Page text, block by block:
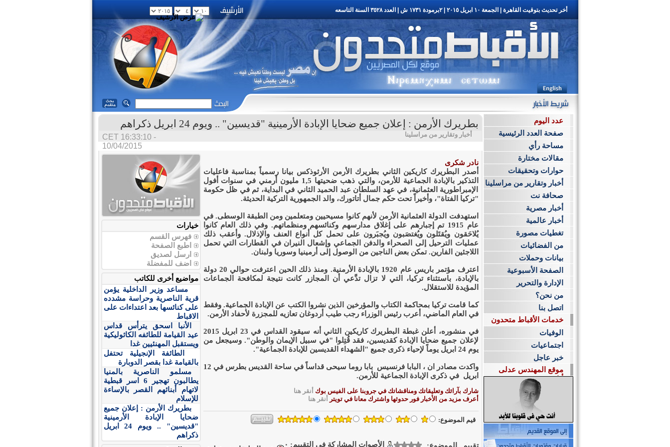
أخر تحديث بتوقيت القاهرة | الجمعة ١٠ ابريل ٢٠١٥ | ٢برمودة ١٧٣١ ش | العدد ٣٥٢٨ السنة التاسعه
بطريرك الأرمن : إعلان جميع ضحايا الإبادة الأرمينية "قديسين" .. ويوم 24 ابريل ذكراهم
CET 16:33:10 -
10/04/2015
أخبار وتقارير من مراسلينا
نادر شكرى
أصدر البطريرك كاريكين الثاني بطريرك الأرمن الأرثوذكس بيانا رسمياً بمناسبة فاعليات
التذكير بالإبادة الجماعية للأرمن، والتي ذهب ضحيتها 1,5 مليون أرمني في سنوات أفول
الإمبراطورية العثمانية، في عهد السلطان عبد الحميد الثاني في البداية، ثم في ظل حكومة
"تركيا الفتاة"، وأخيراً تحت حكم جمال أتاتورك، والد الجمهورية التركية الحديثة.
استهدفت الدولة العثمانية الأرمن لأنهم كانوا مسيحيين ومتعلمين ومن الطبقة الوسطى. في
عام 1915 تم إجبارهم على إغلاق مدارسهم وكنائسهم ومنظماتهم. وفي ذلك العام كانوا
يُلاحَقون ويُقتَلون ويُغتصَبون ويُجبَرون على تحمل كل أنواع العنف والإذلال. وأعقب ذلك
عمليات الترحيل إلى الصحراء والدفن الجماعي وإشعال النيران في القطارات التي تحمل
اللاجئين الفارين. تمكن بعض الناجين من الوصول إلى أرمينيا وسوريا ولبنان.
اعترف مؤتمر باريس عام 1920 بالإبادة الأرمنية. ومنذ ذلك الحين اعترفت حوالي 20 دولة
بالإبادة، باستثناء تركيا، التي لا تزال تدَّعي أن المجازر كانت نتيجة لمكافحة الجماعات
المؤيدة للاستقلال.
كما قامت تركيا بمحاكمة الكتاب والمؤرخين الذين نشروا الكتب عن الإبادة الجماعية. وفقط
في العام الماضي، أعرب رئيس الوزراء رجب طيب أردوغان تعازيه للمجزرة لأحفاد الأرمن.
في منشوره، أعلن غبطة البطريرك كاريكين الثاني أنه سيقود القداس في 23 ابريل 2015
لإعلان جميع ضحايا الإبادة كقديسين، فقد قُتِلوا "في سبيل الإيمان والوطن". وسيجعل من
يوم 24 ابريل يوماً لإحياء ذكرى جميع "الشهداء القديسين للإبادة الجماعية".
واكدت مصادر ان ، البابا فرنسيس بابا روما سيحى قداساً في ساحة القديس بطرس في 12
ابريل في ذكرى الإبادة الجماعية للأرمن.
شارك بآرائك وتعليقاتك ومناقشاتك في جروبنا على الفيس بوك أنقر هنا
أعرف مزيد من الأخبار فور حدوثها واشترك معانا في تويتر
أنقر هنا
قيم الموضوع:
الأصوات المشاركة فى التقييم: ٠
خيارات
فهرس القسم
اطبع الصفحة
ارسل لصديق
ضف للمفضلة
مواضيع أخرى للكاتب
مساعد وزير الداخلية يؤمن
قرية الناصرية وحراسة مشدده
على كنائسها بعد اعتداءات على
الاقباط
الأنبا اسحق يترأس قداس
عيد القيامة للطائفه الكاثوليكية
ويستقبل المهنئيين غدا
الطائفة الإنجيلية تحتفل
بالقيامة غدا بقصر الدوبارة
مسلمو الناصرية بالمنيا
يطالبون تهجير 6 اسر قبطية
لاتهام أبنائهم القصر بالإساءة
للإسلام
بطريرك الأرمن : إعلان جميع
ضحايا الإبادة الأرمينية
"قديسين" .. ويوم 24 ابريل
ذكراهم
عدد اليوم
صفحة العدد الرئيسية
مساحة رأي
مقالات مختارة
حوارات وتحقيقات
أخبار وتقارير من مراسلينا
صحافة نت
أخبار مصرية
أخبار عالمية
تغطيات مصورة
من الفضائيات
بيانات وحملات
الصفحة الأسبوعية
الإدارة والتحرير
من نحن؟
اتصل بنا
خدمات الأقباط متحدون
الوفيات
اجتماعيات
خبر عاجل
موقع المهندس عدلى
أبادير